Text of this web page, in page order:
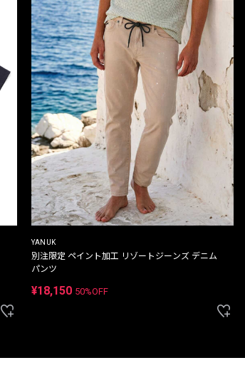
YANUK
別注限定 ペイント加工 リゾートジーンズ デニム
パンツ
¥18,150 50%OFF